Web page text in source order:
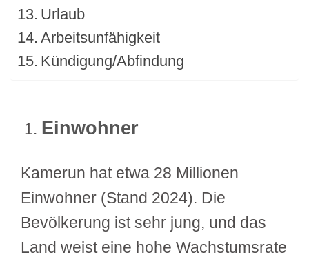
Urlaub
Arbeitsunfähigkeit
Kündigung/Abfindung
Einwohner
Kamerun hat etwa 28 Millionen
Einwohner (Stand 2024). Die
Bevölkerung ist sehr jung, und das
Land weist eine hohe Wachstumsrate